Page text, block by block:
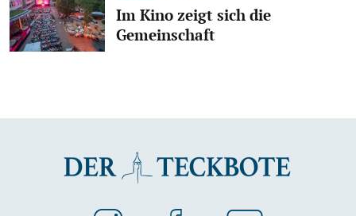
Im Kino zeigt sich die
Gemeinschaft